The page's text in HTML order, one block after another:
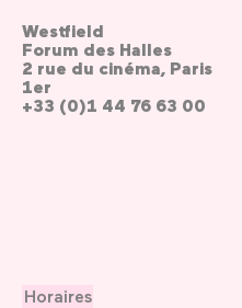
Westfield
Forum des Halles
2 rue du cinéma, Paris
1er
+33 (0)1 44 76 63 00
Horaires